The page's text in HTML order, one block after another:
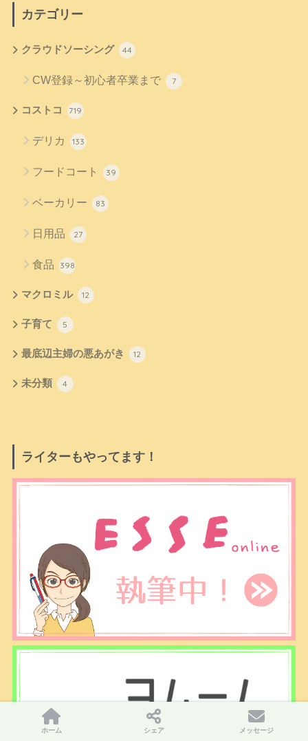
カテゴリー
クラウドソーシング 44
CW登録～初心者卒業まで 7
コストコ 719
デリカ 133
フードコート 39
ベーカリー 83
日用品 27
食品 398
マクロミル 12
子育て 5
最底辺主婦の悪あがき 12
未分類 4
ライターもやってます！
ホーム シェア メッセージ